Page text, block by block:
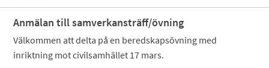
Anmälan till samverkansträff/övning
Välkommen att delta på en beredskapsövning med
inriktning mot civilsamhället 17 mars.